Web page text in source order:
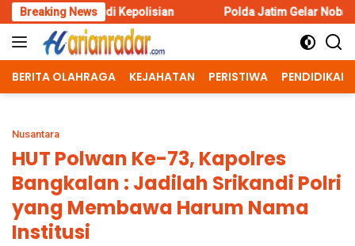
Skip
to
content
Breaking News
Kepolisian Polda Jatim Gelar Nobar Final Piala Presiden
BERITA OLAHRAGA KEJAHATAN PERISTIWA PENDIDIKAN
Nusantara
HUT Polwan Ke-73, Kapolres
Bangkalan : Jadilah Srikandi Polri
yang Membawa Harum Nama
Institusi